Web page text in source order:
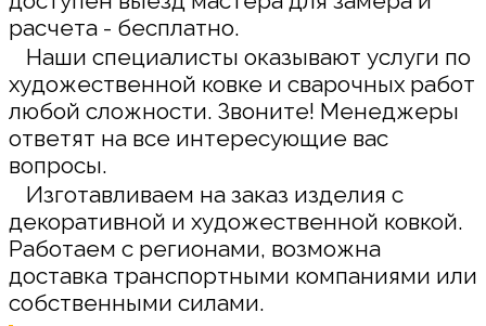
расчета - бесплатно.
Наши специалисты оказывают услуги по
художественной ковке и сварочных работ
любой сложности. Звоните! Менеджеры
ответят на все интересующие вас
вопросы.
Изготавливаем на заказ изделия с
декоративной и художественной ковкой.
Работаем с регионами, возможна
доставка транспортными компаниями или
собственными силами.